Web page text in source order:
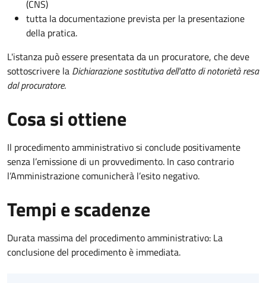
(CNS)
tutta la documentazione prevista per la presentazione
della pratica.
L'istanza può essere presentata da un procuratore, che deve
sottoscrivere la Dichiarazione sostitutiva dell'atto di notorietà resa
dal procuratore.
Cosa si ottiene
Il procedimento amministrativo si conclude positivamente
senza l’emissione di un provvedimento. In caso contrario
l’Amministrazione comunicherà l’esito negativo.
Tempi e scadenze
Durata massima del procedimento amministrativo: La
conclusione del procedimento è immediata.